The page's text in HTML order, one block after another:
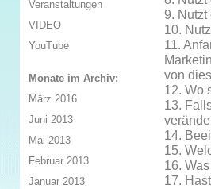
9. Nutzt
10.
11.
von
12. Wo
13.
14.
15.
16.
17.
Veranstaltungen
VIDEO
YouTube
Monate im Archiv:
März 2016
Juni 2013
Mai 2013
Februar 2013
Januar 2013